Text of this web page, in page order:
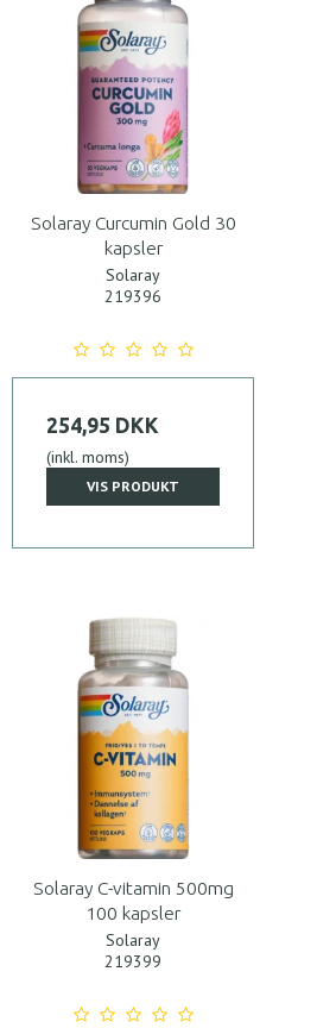
Solaray Curcumin Gold 30
kapsler
Solaray
219396
254,95 DKK
(inkl. moms)
VIS PRODUKT
Solaray C-vitamin 500mg
100 kapsler
Solaray
219399